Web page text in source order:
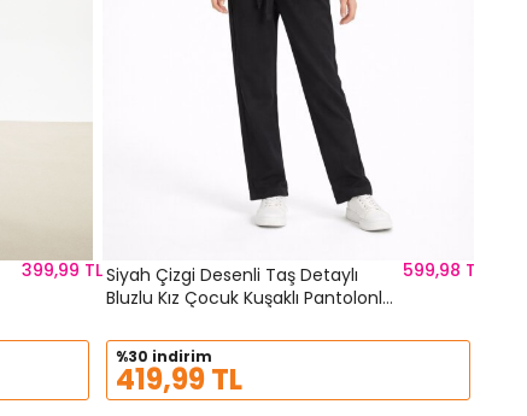
399,99 TLSiyah Çizgi Desenli Taş Detaylı
Bluzlu Kız Çocuk Kuşaklı Pantolonlu
599,98 TL
%30 indirim
419,99 TL